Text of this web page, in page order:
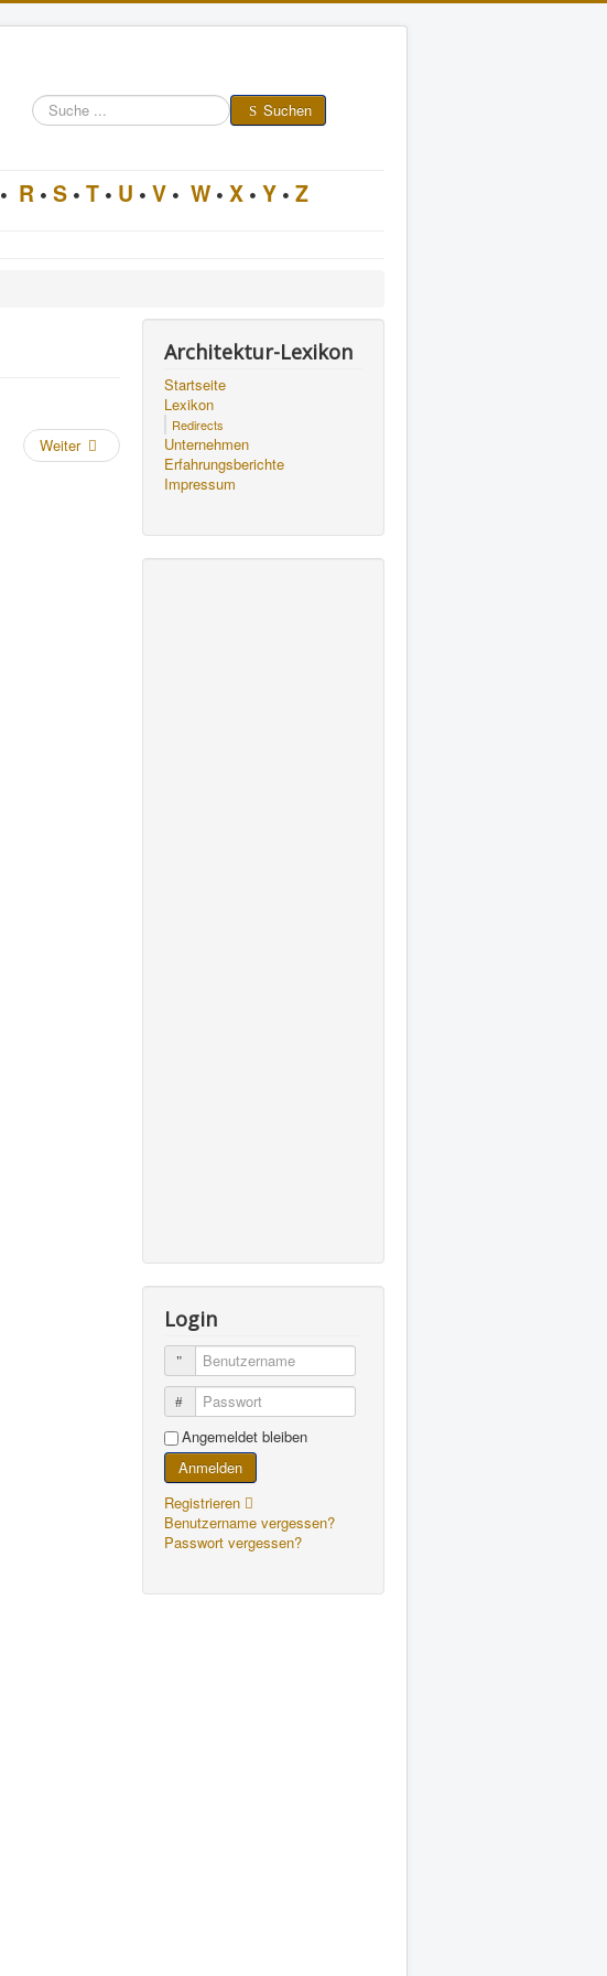
Suche
im
Suchen
• R • S • T • U • V • W • X • Y • Z
Weiter
Architektur-Lexikon
Startseite
Lexikon
Redirects
Unternehmen
Erfahrungsberichte
Impressum
Login
Benutzername
Passwort
Angemeldet bleiben
Anmelden
Registrieren
Benutzername vergessen?
Passwort vergessen?